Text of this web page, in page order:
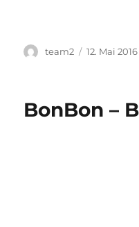
Autor
team2 12. Mai 2016
BonBon –